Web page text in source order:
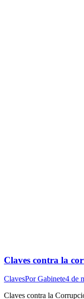
Claves contra la
ClavesPorGabinete4 de
Claves contra la